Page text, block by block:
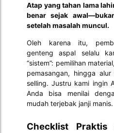
Atap yang tahan lama
benar sejak
setelah masalah muncul.
Oleh karena itu,
genteng aspal selalu
“sistem”: pemilihan
pemasangan, hingga
selling. Justru kami ingin
Anda bisa menilai
mudah terjebak janji manis.
Checklist Praktis